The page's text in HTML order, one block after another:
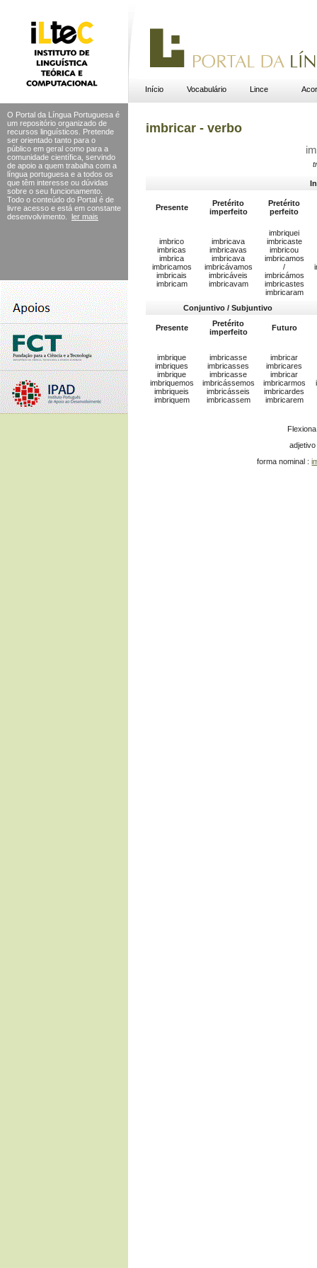
Início Vocabulário Lince
O Portal da Língua Portuguesa é
um repositório organizado de
recursos linguísticos. Pretende
ser orientado tanto para o
público em geral como para a
comunidade científica, servindo
de apoio a quem trabalha com a
língua portuguesa e a todos os
que têm interesse ou dúvidas
sobre o seu funcionamento.
Todo o conteúdo do Portal é de
livre acesso e está em constante
desenvolvimento.
ler mais
imbricar - verbo
im
Presente
Pretérito
imperfeito
Pretérito
perfeito
imbrico
imbricas
imbrica
imbricamos
imbricais
imbricam
imbricava
imbricavas
imbricava
imbricávamos
imbricáveis
imbricavam
imbriquei
imbricaste
imbricou
imbricamos
/
imbricámos
imbricastes
imbricaram
Conjuntivo / Subjuntivo
Presente
Pretérito
imperfeito
Futuro
imbrique
imbriques
imbrique
imbriquemos
imbriqueis
imbriquem
imbricasse
imbricasses
imbricasse
imbricássemos
imbricásseis
imbricassem
imbricar
imbricares
imbricar
imbricarmos
imbricardes
imbricarem
forma nominal :